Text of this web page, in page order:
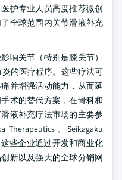
护专业人员高度推荐微创
全球范围内关节滑液补充
响关节（特别是膝关节）
的医疗程序。这些疗法可
并增强活动能力，从而延
术的替代方案，在骨科和
液补充疗法市场的主要参
、Seikagaku
些企业通过开发和商业化
新以及强大的全球分销网